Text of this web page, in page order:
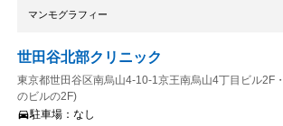
マンモグラフィー
世田谷北部クリニック
東京都世田谷区南烏山4-10-1京王南烏山4丁目ビル2F
のビルの2F)
駐車場： なし